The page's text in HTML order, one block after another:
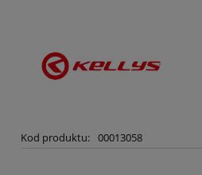
Kod produktu: 00013058